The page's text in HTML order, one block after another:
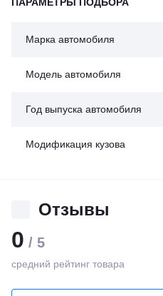
Марка автомобиля
Модель автомобиля
Год выпуска автомобиля
Модификация кузова
Отзывы
0 / 5
средний рейтинг товара